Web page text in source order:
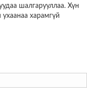
шалгарууллаа. Хүн
харамгүй